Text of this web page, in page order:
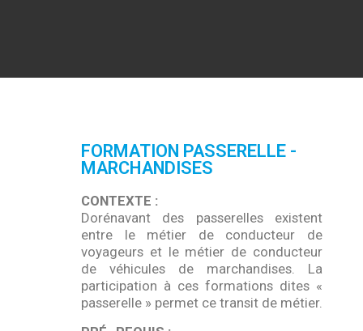
FORMATION PASSERELLE -
MARCHANDISES
CONTEXTE :
Dorénavant des passerelles existent
entre le métier de conducteur de
voyageurs et le métier de conducteur
de véhicules de marchandises. La
participation à ces formations dites «
passerelle » permet ce transit de métier.